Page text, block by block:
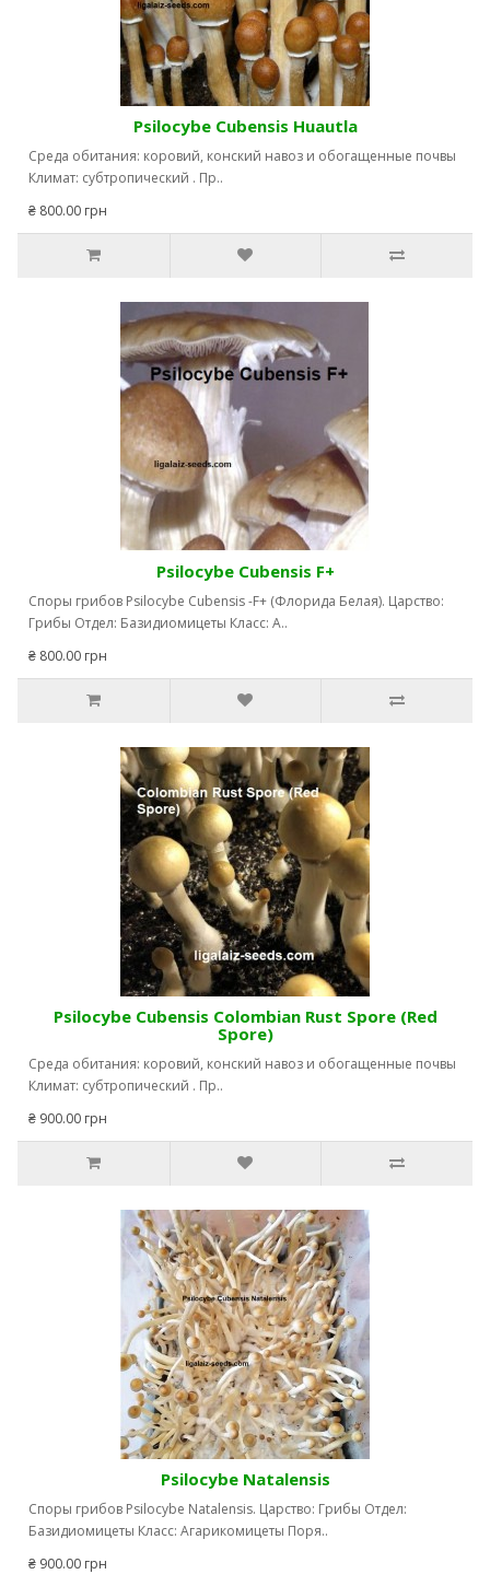
Psilocybe Сubensis Huautla
Среда обитания: коровий, конский навоз и обогащенные почвы
Климат: субтропический . Пр..
₴ 800.00 грн
Psilocybe Сubensis F+
Споры грибов Psilocybe Cubensis -F+ (Флорида Белая). Царство:
Грибы Отдел: Базидиомицеты Класс: А..
₴ 800.00 грн
Psilocybe Сubensis Colombian Rust Spore (Red
Spore)
Среда обитания: коровий, конский навоз и обогащенные почвы
Климат: субтропический . Пр..
₴ 900.00 грн
Psilocybe Natalensis
Споры грибов Psilocybe Natalensis. Царство: Грибы Отдел:
Базидиомицеты Класс: Агарикомицеты Поря..
₴ 900.00 грн